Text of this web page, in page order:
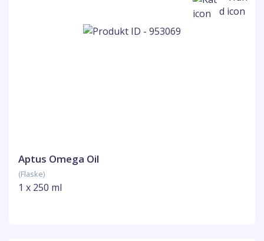
Aptus Omega Oil
(Flaske)
1 x 250 ml